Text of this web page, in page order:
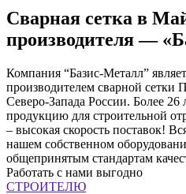
Сварная сетка в
производителя —
Компания “Базис-Металл”
производителем сварной сетки
Северо-Запада России. Более 26
продукцию для строительной
– высокая скорость поставок!
нашем собственном
общепринятым стандартам
Работать с нами выгодно
СТРОИТЕЛЮ